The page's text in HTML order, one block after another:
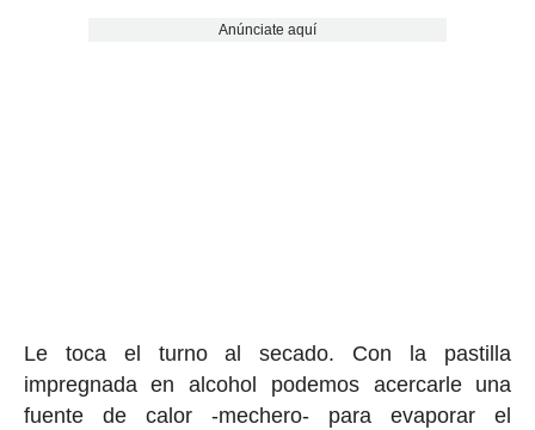
Anúnciate aquí
Le toca el turno al secado. Con la pastilla
impregnada en alcohol podemos acercarle una
fuente de calor -mechero- para evaporar el